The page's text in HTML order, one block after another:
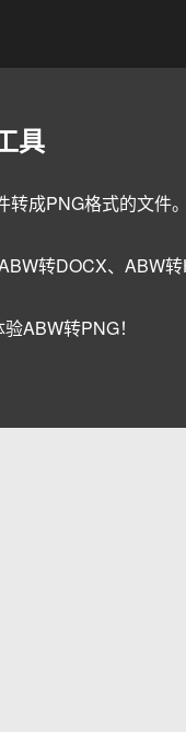
具
成PNG格式的文件。
转DOCX、ABW
ABW转PNG！